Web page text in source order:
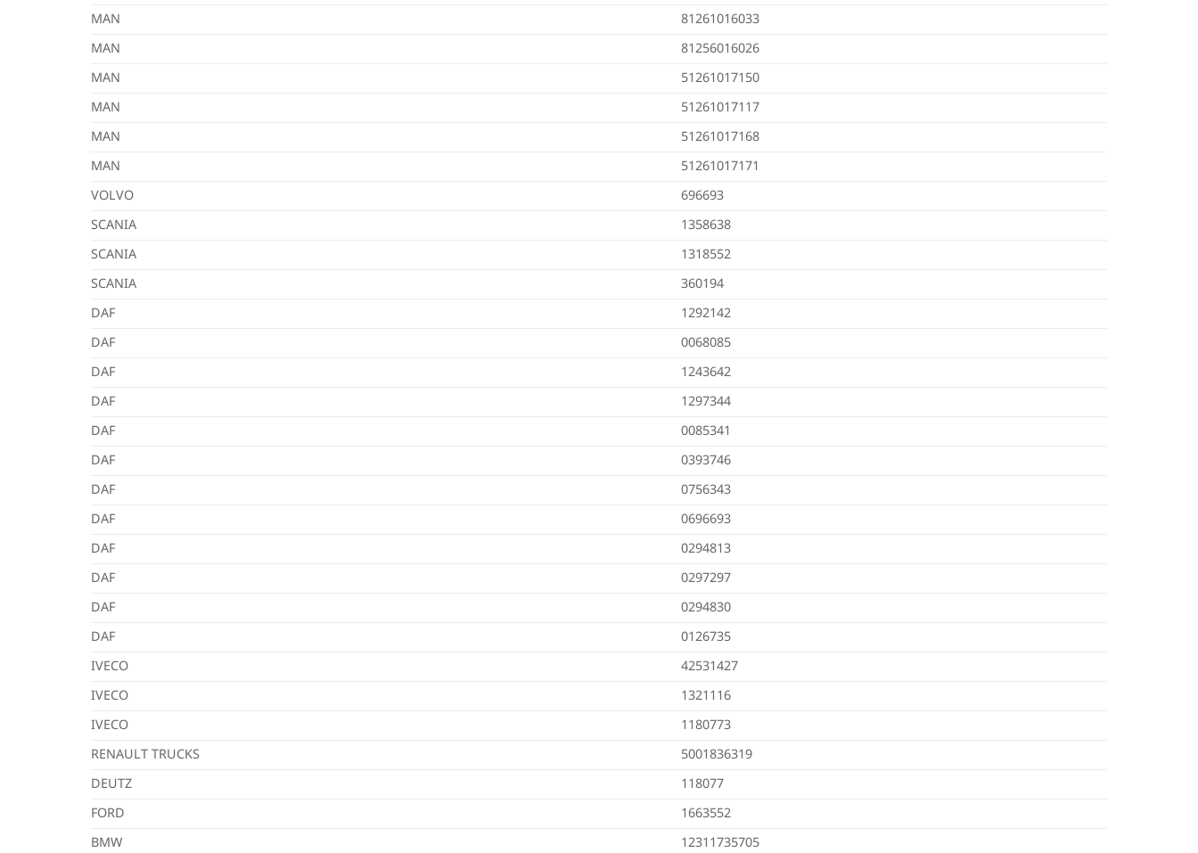
MAN
81261016033
MAN
81256016026
MAN
51261017150
MAN
51261017117
MAN
51261017168
MAN
51261017171
VOLVO
696693
SCANIA
1358638
SCANIA
1318552
SCANIA
360194
DAF
1292142
DAF
0068085
DAF
1243642
DAF
1297344
DAF
0085341
DAF
0393746
DAF
0756343
DAF
0696693
DAF
0294813
DAF
0297297
DAF
0294830
DAF
0126735
IVECO
42531427
IVECO
1321116
IVECO
1180773
RENAULT TRUCKS
5001836319
DEUTZ
118077
FORD
1663552
BMW
12311735705